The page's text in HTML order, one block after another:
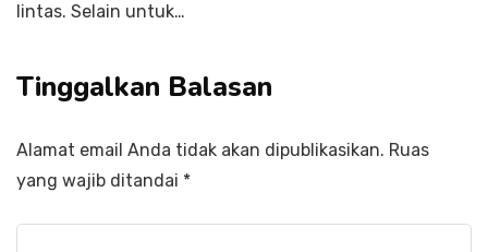
lintas. Selain untuk…
Tinggalkan Balasan
Alamat email Anda tidak akan dipublikasikan. Ruas
yang wajib ditandai *